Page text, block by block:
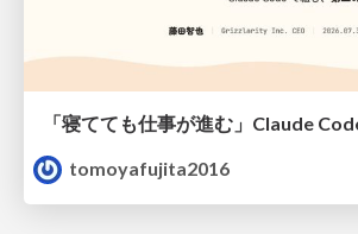
tomoyafujita2016